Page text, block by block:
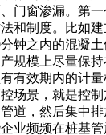
门窗渗漏。第
和制度。比如
钟之内的混凝
规模上尽量保
有效期内的计
场景，就是控
道，然后集中
业频频在桩基